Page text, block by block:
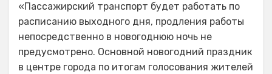
«Пассажирский транспорт будет работать по
расписанию выходного дня, продления работы
непосредственно в новогоднюю ночь не
предусмотрено. Основной новогодний праздник
в центре города по итогам голосования жителей